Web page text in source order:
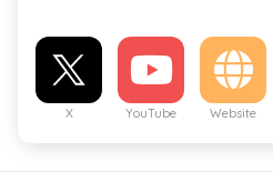
X YouTube Website